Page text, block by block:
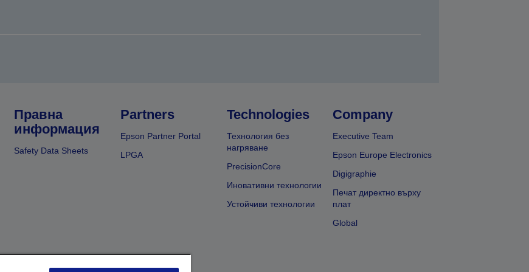
Правна
информация
Safety Data Sheets
Partners
Epson Partner Portal
LPGA
Technologies
Технология без
нагряване
PrecisionCore
Иновативни технологии
Устойчиви технологии
Company
Executive Team
Epson Europe Electronics
Digigraphie
Печат директно върху
плат
Global